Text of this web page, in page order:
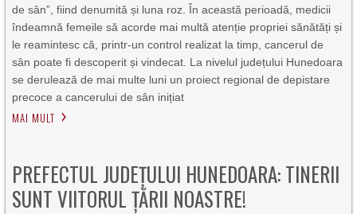
de sân”, fiind denumită și luna roz. În această perioadă, medicii
îndeamnă femeile să acorde mai multă atenție propriei sănătăți și
le reamintesc că, printr-un control realizat la timp, cancerul de
sân poate fi descoperit și vindecat. La nivelul județului Hunedoara
se derulează de mai multe luni un proiect regional de depistare
precoce a cancerului de sân inițiat
MAI MULT
PREFECTUL JUDEȚULUI HUNEDOARA: TINERII
SUNT VIITORUL ȚĂRII NOASTRE!